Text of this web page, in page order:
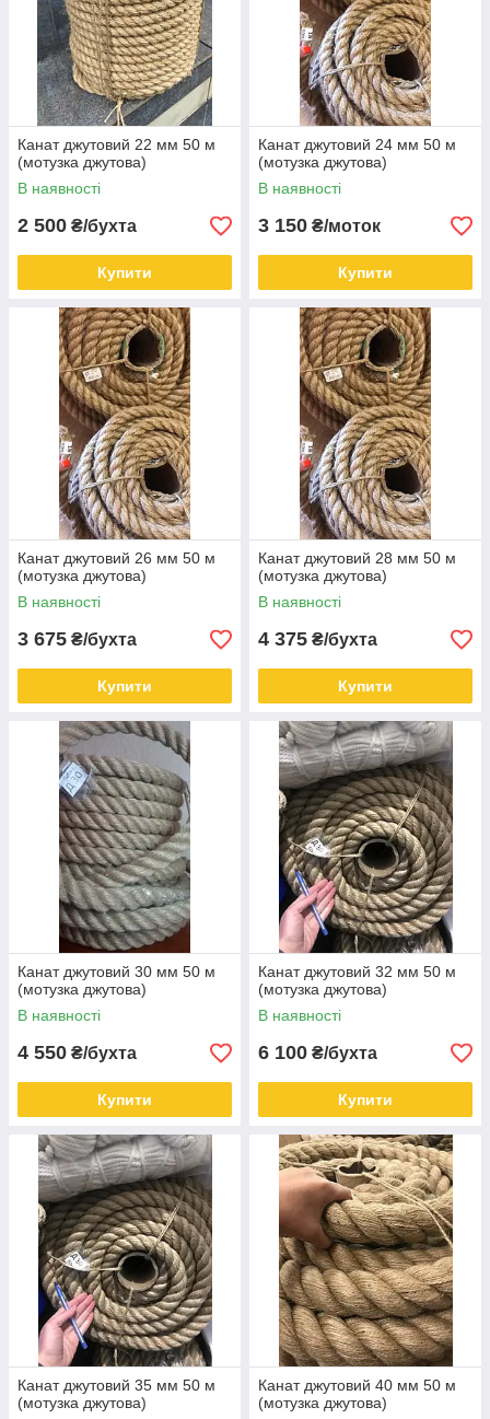
Канат джутовий 22 мм 50 м
(мотузка джутова)
В наявності
2 500 ₴/бухта
Купити
Канат джутовий 24 мм 50 м
(мотузка джутова)
В наявності
3 150 ₴/моток
Купити
Канат джутовий 26 мм 50 м
(мотузка джутова)
В наявності
3 675 ₴/бухта
Купити
Канат джутовий 28 мм 50 м
(мотузка джутова)
В наявності
4 375 ₴/бухта
Купити
Канат джутовий 30 мм 50 м
(мотузка джутова)
В наявності
4 550 ₴/бухта
Купити
Канат джутовий 32 мм 50 м
(мотузка джутова)
В наявності
6 100 ₴/бухта
Купити
Канат джутовий 35 мм 50 м
(мотузка джутова)
Канат джутовий 40 мм 50 м
(мотузка джутова)